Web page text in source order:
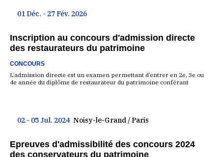
01 Déc. - 27 Fév. 2026
Inscription au concours d'admission directe
des restaurateurs du patrimoine
CONCOURS
L’admission directe est un examen permettant d’entrer en 2e, 3e ou
4e année du diplôme de restaurateur du patrimoine conférant
02 - 05 Jul. 2024 Noisy-le-Grand / Paris
Epreuves d'admissibilité des concours 2024
des conservateurs du patrimoine